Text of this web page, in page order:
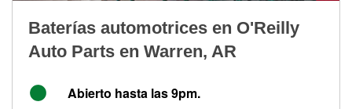
Baterías automotrices en O'Reilly
Auto Parts en Warren, AR
Abierto hasta las 9pm.